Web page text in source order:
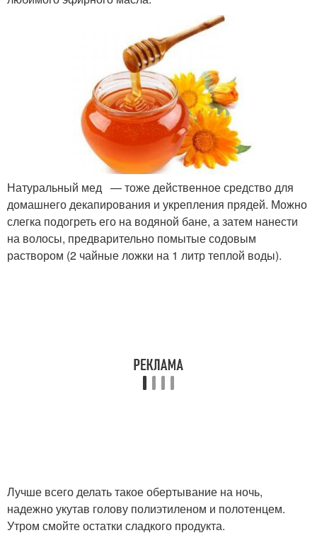
Натуральный мед — тоже действенное средство для
домашнего декапирования и укрепления прядей. Можно
слегка подогреть его на водяной бане, а затем нанести
на волосы, предварительно помытые содовым
раствором (2 чайные ложки на 1 литр теплой воды).
Лучше всего делать такое обертывание на ночь,
надежно укутав голову полиэтиленом и полотенцем.
Утром смойте остатки сладкого продукта.